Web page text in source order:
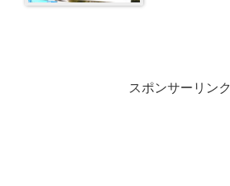
24日ホーム
スポンサーリンク